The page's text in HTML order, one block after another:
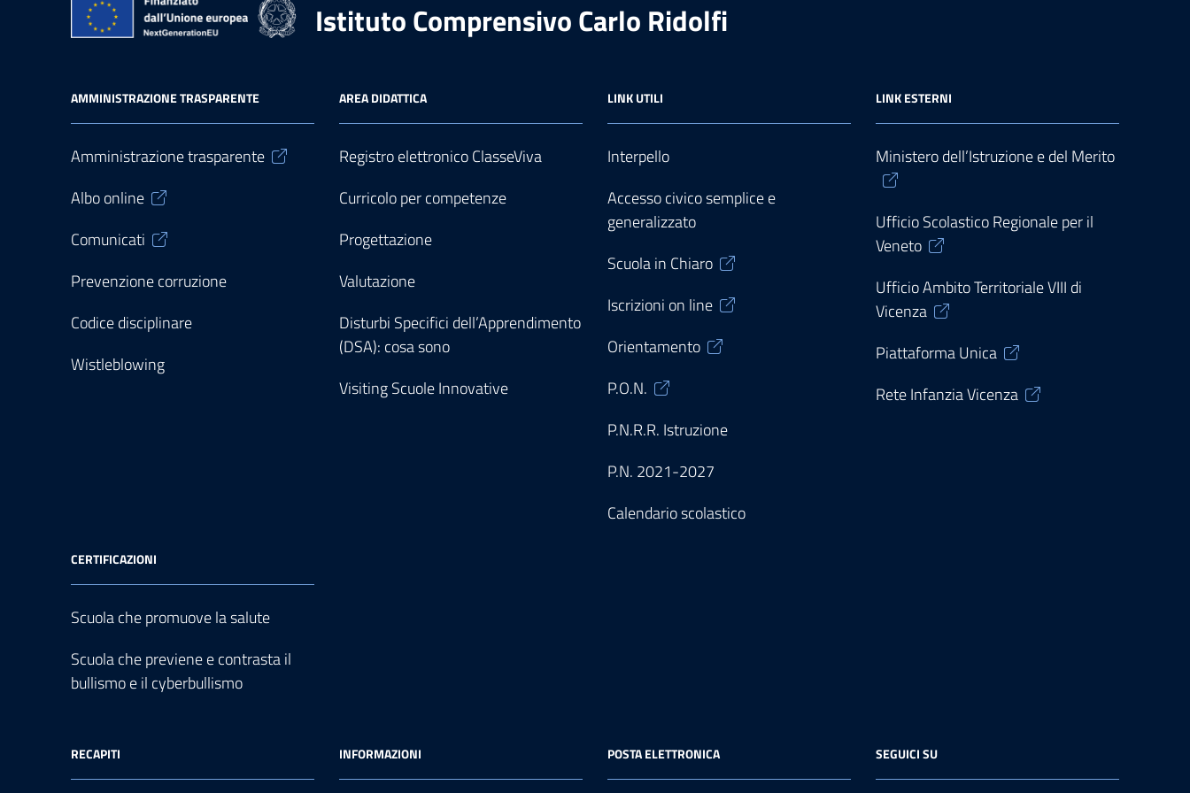
Istituto Comprensivo Carlo Ridolfi
AMMINISTRAZIONE TRASPARENTE
Amministrazione trasparente
Albo online
Comunicati
Prevenzione corruzione
Codice disciplinare
Wistleblowing
AREA DIDATTICA
Registro elettronico ClasseViva
Curricolo per competenze
Progettazione
Valutazione
Disturbi Specifici dell’Apprendimento
(DSA): cosa sono
Visiting Scuole Innovative
LINK UTILI
Interpello
Accesso civico semplice e
generalizzato
Scuola in Chiaro
Iscrizioni on line
Orientamento
P.O.N.
P.N.R.R. Istruzione
P.N. 2021-2027
Calendario scolastico
LINK ESTERNI
Ministero dell’Istruzione e del Merito
Ufficio Scolastico Regionale per il
Veneto
Ufficio Ambito Territoriale VIII di
Vicenza
Piattaforma Unica
Rete Infanzia Vicenza
CERTIFICAZIONI
Scuola che promuove la salute
Scuola che previene e contrasta il
bullismo e il cyberbullismo
RECAPITI INFORMAZIONI POSTA ELETTRONICA SEGUICI SU